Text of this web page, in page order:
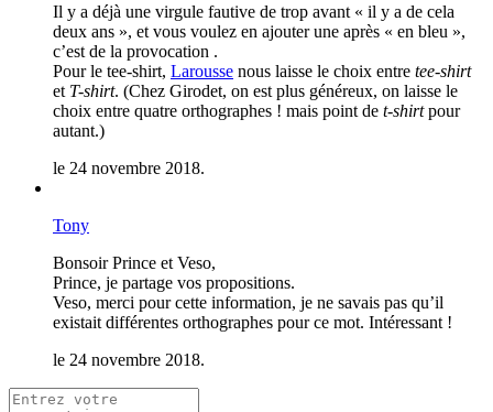
Il y a déjà une virgule fautive de trop avant « il y a de cela
deux ans », et vous voulez en ajouter une après « en bleu »,
c’est de la provocation .
Pour le tee-shirt, Larousse nous laisse le choix entre tee-shirt
et T-shirt. (Chez Girodet, on est plus généreux, on laisse le
choix entre quatre orthographes ! mais point de t-shirtpour
autant.)
le 24 novembre 2018.
Tony
Bonsoir Prince et Veso,
Prince, je partage vos propositions.
Veso, merci pour cette information, je ne savais pas qu’il
existait différentes orthographes pour ce mot. Intéressant !
le 24 novembre 2018.